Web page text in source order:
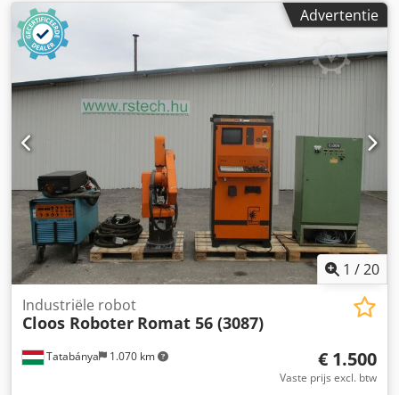
Advertentie
1 /20
Tatabánya 1.070 km
Industriële robot
Cloos Roboter Romat 56 (3087)
€ 1.500
Vaste prijs excl. btw